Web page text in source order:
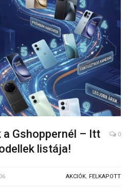
Gshoppernél – Itt
listája!
0
AKCIÓK, FELKAPOTT